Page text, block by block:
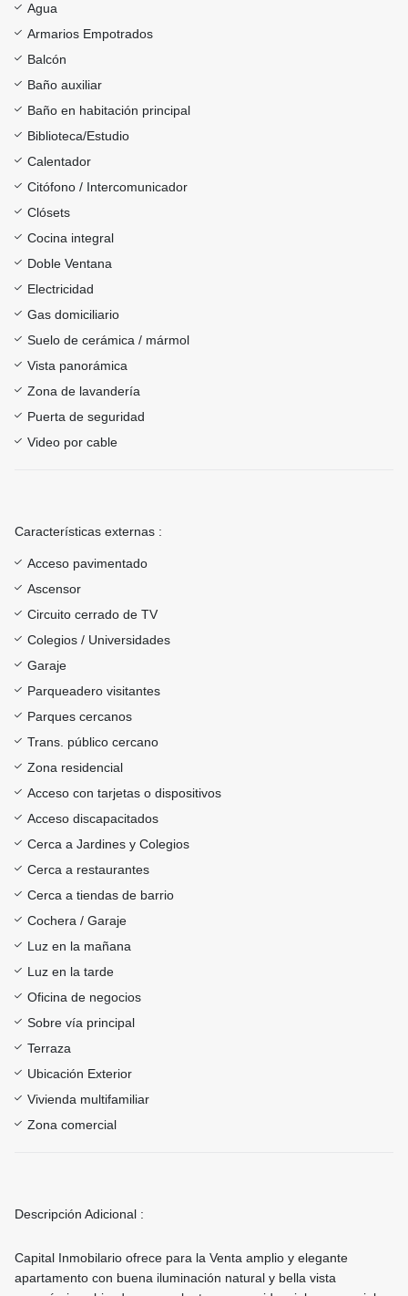
Agua
Armarios Empotrados
Balcón
Baño auxiliar
Baño en habitación principal
Biblioteca/Estudio
Calentador
Citófono / Intercomunicador
Clósets
Cocina integral
Doble Ventana
Electricidad
Gas domiciliario
Suelo de cerámica / mármol
Vista panorámica
Zona de lavandería
Puerta de seguridad
Video por cable
Características externas :
Acceso pavimentado
Ascensor
Circuito cerrado de TV
Colegios / Universidades
Garaje
Parqueadero visitantes
Parques cercanos
Trans. público cercano
Zona residencial
Acceso con tarjetas o dispositivos
Acceso discapacitados
Cerca a Jardines y Colegios
Cerca a restaurantes
Cerca a tiendas de barrio
Cochera / Garaje
Luz en la mañana
Luz en la tarde
Oficina de negocios
Sobre vía principal
Terraza
Ubicación Exterior
Vivienda multifamiliar
Zona comercial
Descripción Adicional :
Capital Inmobilario ofrece para la Venta amplio y elegante
apartamento con buena iluminación natural y bella vista